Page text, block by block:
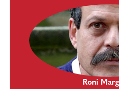
Roni